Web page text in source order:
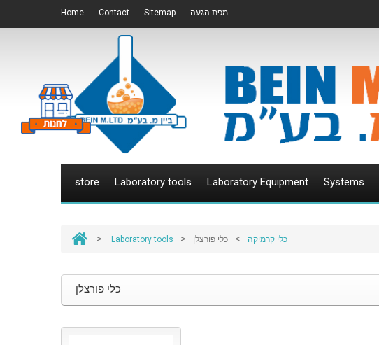
Home Contact Sitemap מפת הגעה
store Laboratory tools Laboratory Equipment Systems
> Laboratory tools > כלי קרמיקה > כלי פורצלן
כלי פורצלן